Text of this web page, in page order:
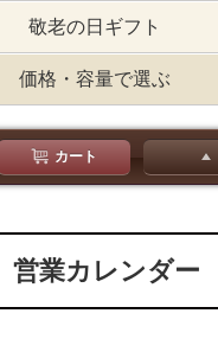
敬老の日ギフト
価格・容量で選ぶ
カート
営業カレンダー